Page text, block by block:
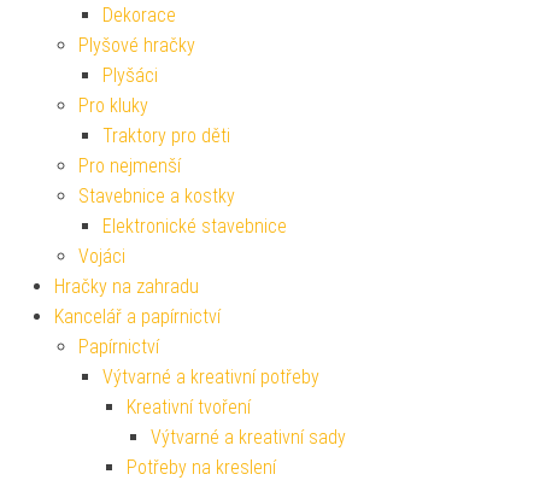
Dekorace
Plyšové hračky
Plyšáci
Pro kluky
Traktory pro děti
Pro nejmenší
Stavebnice a kostky
Elektronické stavebnice
Vojáci
Hračky na zahradu
Kancelář a papírnictví
Papírnictví
Výtvarné a kreativní potřeby
Kreativní tvoření
Výtvarné a kreativní sady
Potřeby na kreslení